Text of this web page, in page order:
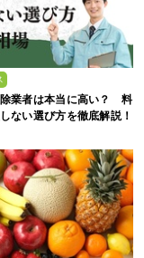
除業者は本当に高い？ 料
ない選び方を徹底解説！